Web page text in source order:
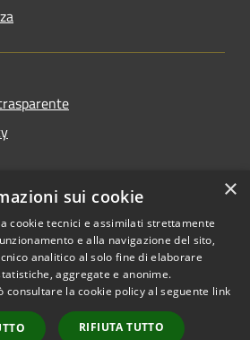
Copyright © 2026 • Comune di
Amelia • Powered by
Municipium•
Accesso
×
sui cookie
cookie tecnici e assimilati strettamente
e alla navigazione del sito,
analitico al solo fine di elaborare
aggregate e anonime.
consultare la cookie policy al seguente link
RIFIUTA TUTTO